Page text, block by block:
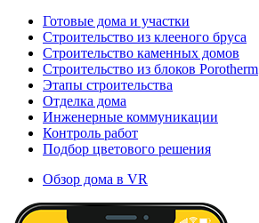
Готовые дома и участки
Строительство из клееного бруса
Строительство каменных домов
Строительство из блоков Porotherm
Этапы строительства
Отделка дома
Инженерные коммуникации
Контроль работ
Подбор цветового решения
Обзор дома в VR